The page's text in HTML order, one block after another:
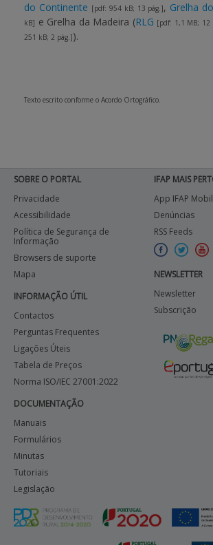
Entrar / Registar
do Continente [pdf: 954 kB; 13 pág.], Grelha
kB] e Grelha da Madeira (RLG [pdf: 1,1 MB; 12
251 kB; 2 pág.]).
Texto escrito conforme o Acordo Ortográfico.
SOBRE O PORTAL
Privacidade
Acessibilidade
Política de Segurança de
Informação
Browsers de suporte
Mapa
INFORMAÇÃO ÚTIL
Contactos
Perguntas Frequentes
Ligações Úteis
Tabela de Preços
Norma ISO/IEC 27001:2022
DOCUMENTAÇÃO
Manuais
Formulários
Minutas
Tutoriais
Legislação
IFAP MAIS
App IFAP
Denúncias
RSS Feeds
NEWSLETTER
Newsletter
Subscrição